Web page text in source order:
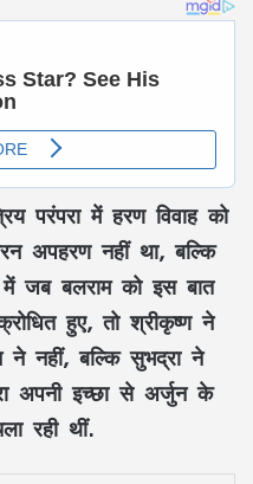
परंपरा में हरण विवाह को
अपहरण नहीं था, बल्कि
जब बलराम को इस बात
हुए, तो श्रीकृष्ण ने
नहीं, बल्कि सुभद्रा ने
अपनी इच्छा से अर्जुन के
रही थीं.